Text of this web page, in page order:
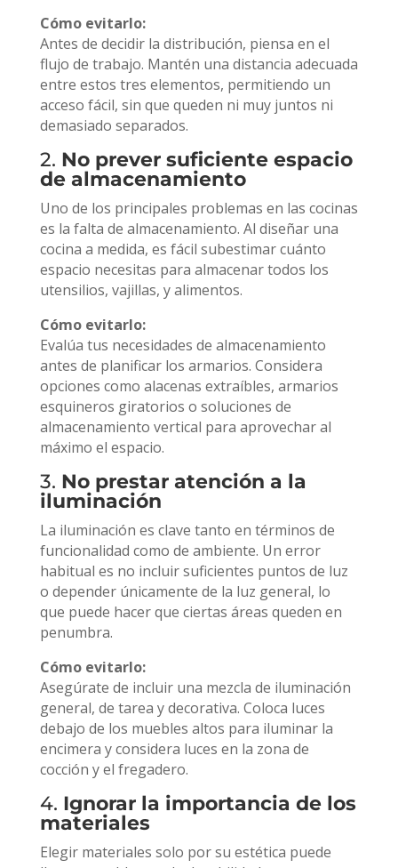
Cómo evitarlo:
Antes de decidir la distribución, piensa en el
flujo de trabajo. Mantén una distancia adecuada
entre estos tres elementos, permitiendo un
acceso fácil, sin que queden ni muy juntos ni
demasiado separados.
2. No prever suficiente espacio
de almacenamiento
Uno de los principales problemas en las cocinas
es la falta de almacenamiento. Al diseñar una
cocina a medida, es fácil subestimar cuánto
espacio necesitas para almacenar todos los
utensilios, vajillas, y alimentos.
Cómo evitarlo:
Evalúa tus necesidades de almacenamiento
antes de planificar los armarios. Considera
opciones como alacenas extraíbles, armarios
esquineros giratorios o soluciones de
almacenamiento vertical para aprovechar al
máximo el espacio.
3. No prestar atención a la
iluminación
La iluminación es clave tanto en términos de
funcionalidad como de ambiente. Un error
habitual es no incluir suficientes puntos de luz
o depender únicamente de la luz general, lo
que puede hacer que ciertas áreas queden en
penumbra.
Cómo evitarlo:
Asegúrate de incluir una mezcla de iluminación
general, de tarea y decorativa. Coloca luces
debajo de los muebles altos para iluminar la
encimera y considera luces en la zona de
cocción y el fregadero.
4. Ignorar la importancia de los
materiales
Elegir materiales solo por su estética puede